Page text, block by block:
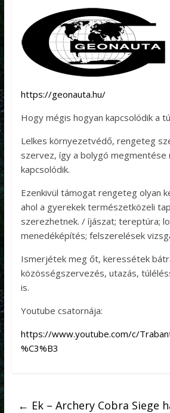
https://geonauta.hu/
Hogy mégis hogyan kapcsolódik a
Lelkes környezetvédő, rengeteg
szervez, így a bolygó megmentése
kapcsolódik.
Ezenkivül támogat rengeteg olyan
ahol a gyerekek természetközeli
szerezhetnek. / íjászat; tereptúra;
menedéképítés; felszerelések
Ismerjétek meg őt, keressétek
közösségszervezés, utazás,
is.
Youtube csatornája:
https://www.youtube.com/c/
%C3%B3
← Ek – Archery Cobra Siege